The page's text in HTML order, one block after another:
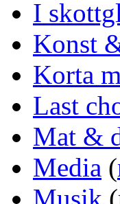
I
Konst
Korta
Last
Mat &
Media (